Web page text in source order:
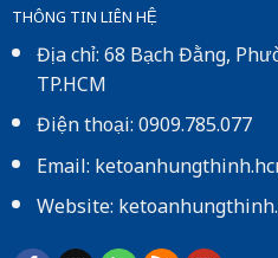
THÔNG TIN LIÊN HỆ
Địa chỉ: 68 Bạch Đằng,
TP.HCM
Điện thoại: 0909.785.077
Email:
Website: